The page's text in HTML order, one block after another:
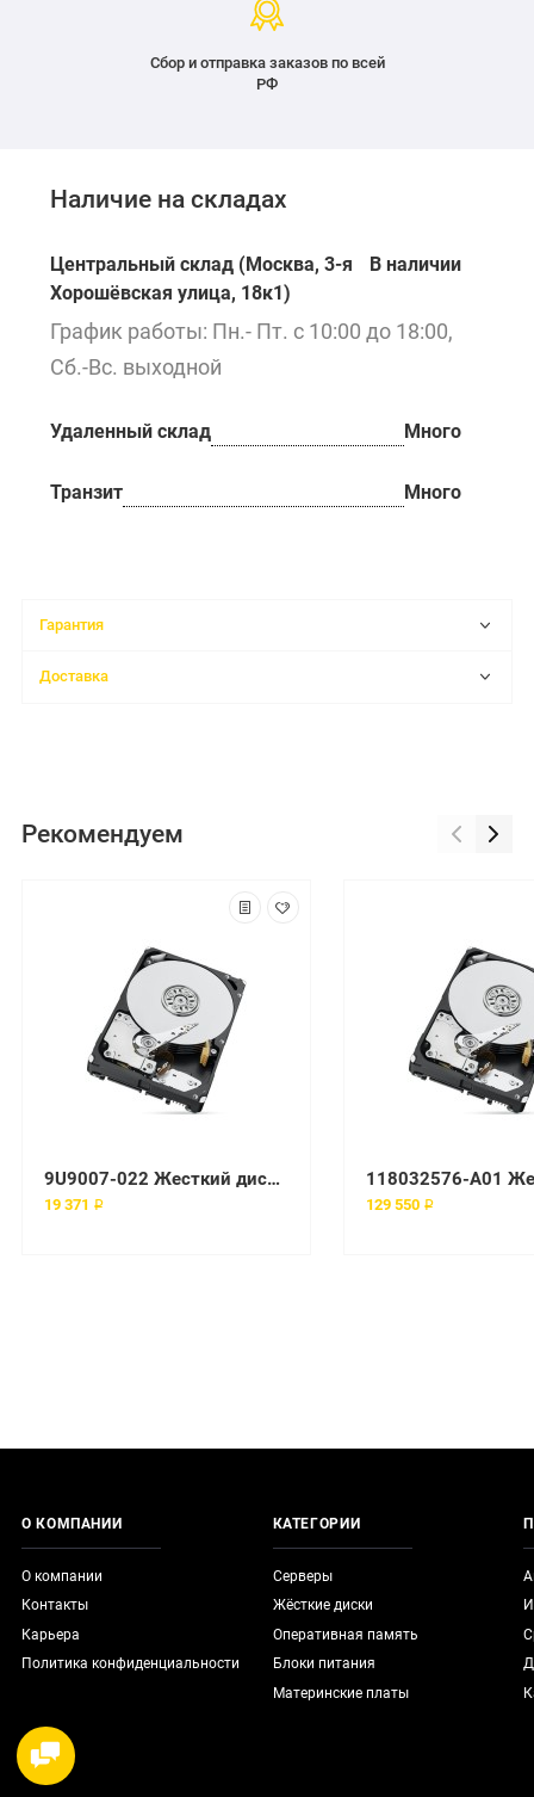
Сбор и отправка заказов по всей
РФ
Наличие на складах
Центральный склад (Москва, 3-я
Хорошёвская улица, 18к1)
В наличии
График работы: Пн.- Пт. с 10:00 до 18:00,
Сб.-Вс. выходной
Удаленный склад Много
Транзит Много
Гарантия
Доставка
Рекомендуем
9U9007-022 Жесткий диск EMC
19 371 ₽ 129 550 ₽
О КОМПАНИИ
О компании
Контакты
Карьера
Политика конфиденциальности
КАТЕГОРИИ
Серверы
Жёсткие диски
Оперативная память
Блоки питания
Материнские платы